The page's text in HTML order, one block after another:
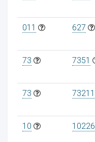
011 627
73 7351
73 73211
10 10226